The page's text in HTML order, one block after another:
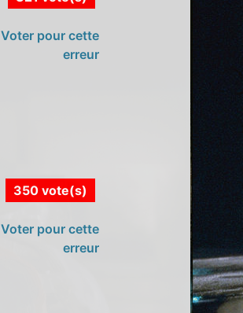
Voter pour cette
erreur
350 vote(s)
Voter pour cette
erreur